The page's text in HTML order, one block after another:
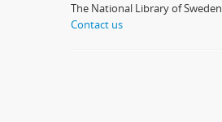
The National Library of Sweden
Contact us